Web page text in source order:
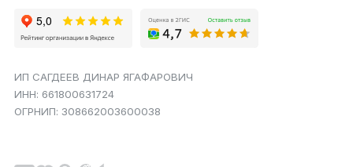
ИП САГДЕЕВ ДИНАР ЯГАФАРОВИЧ
ИНН: 661800631724
ОГРНИП: 308662003600038